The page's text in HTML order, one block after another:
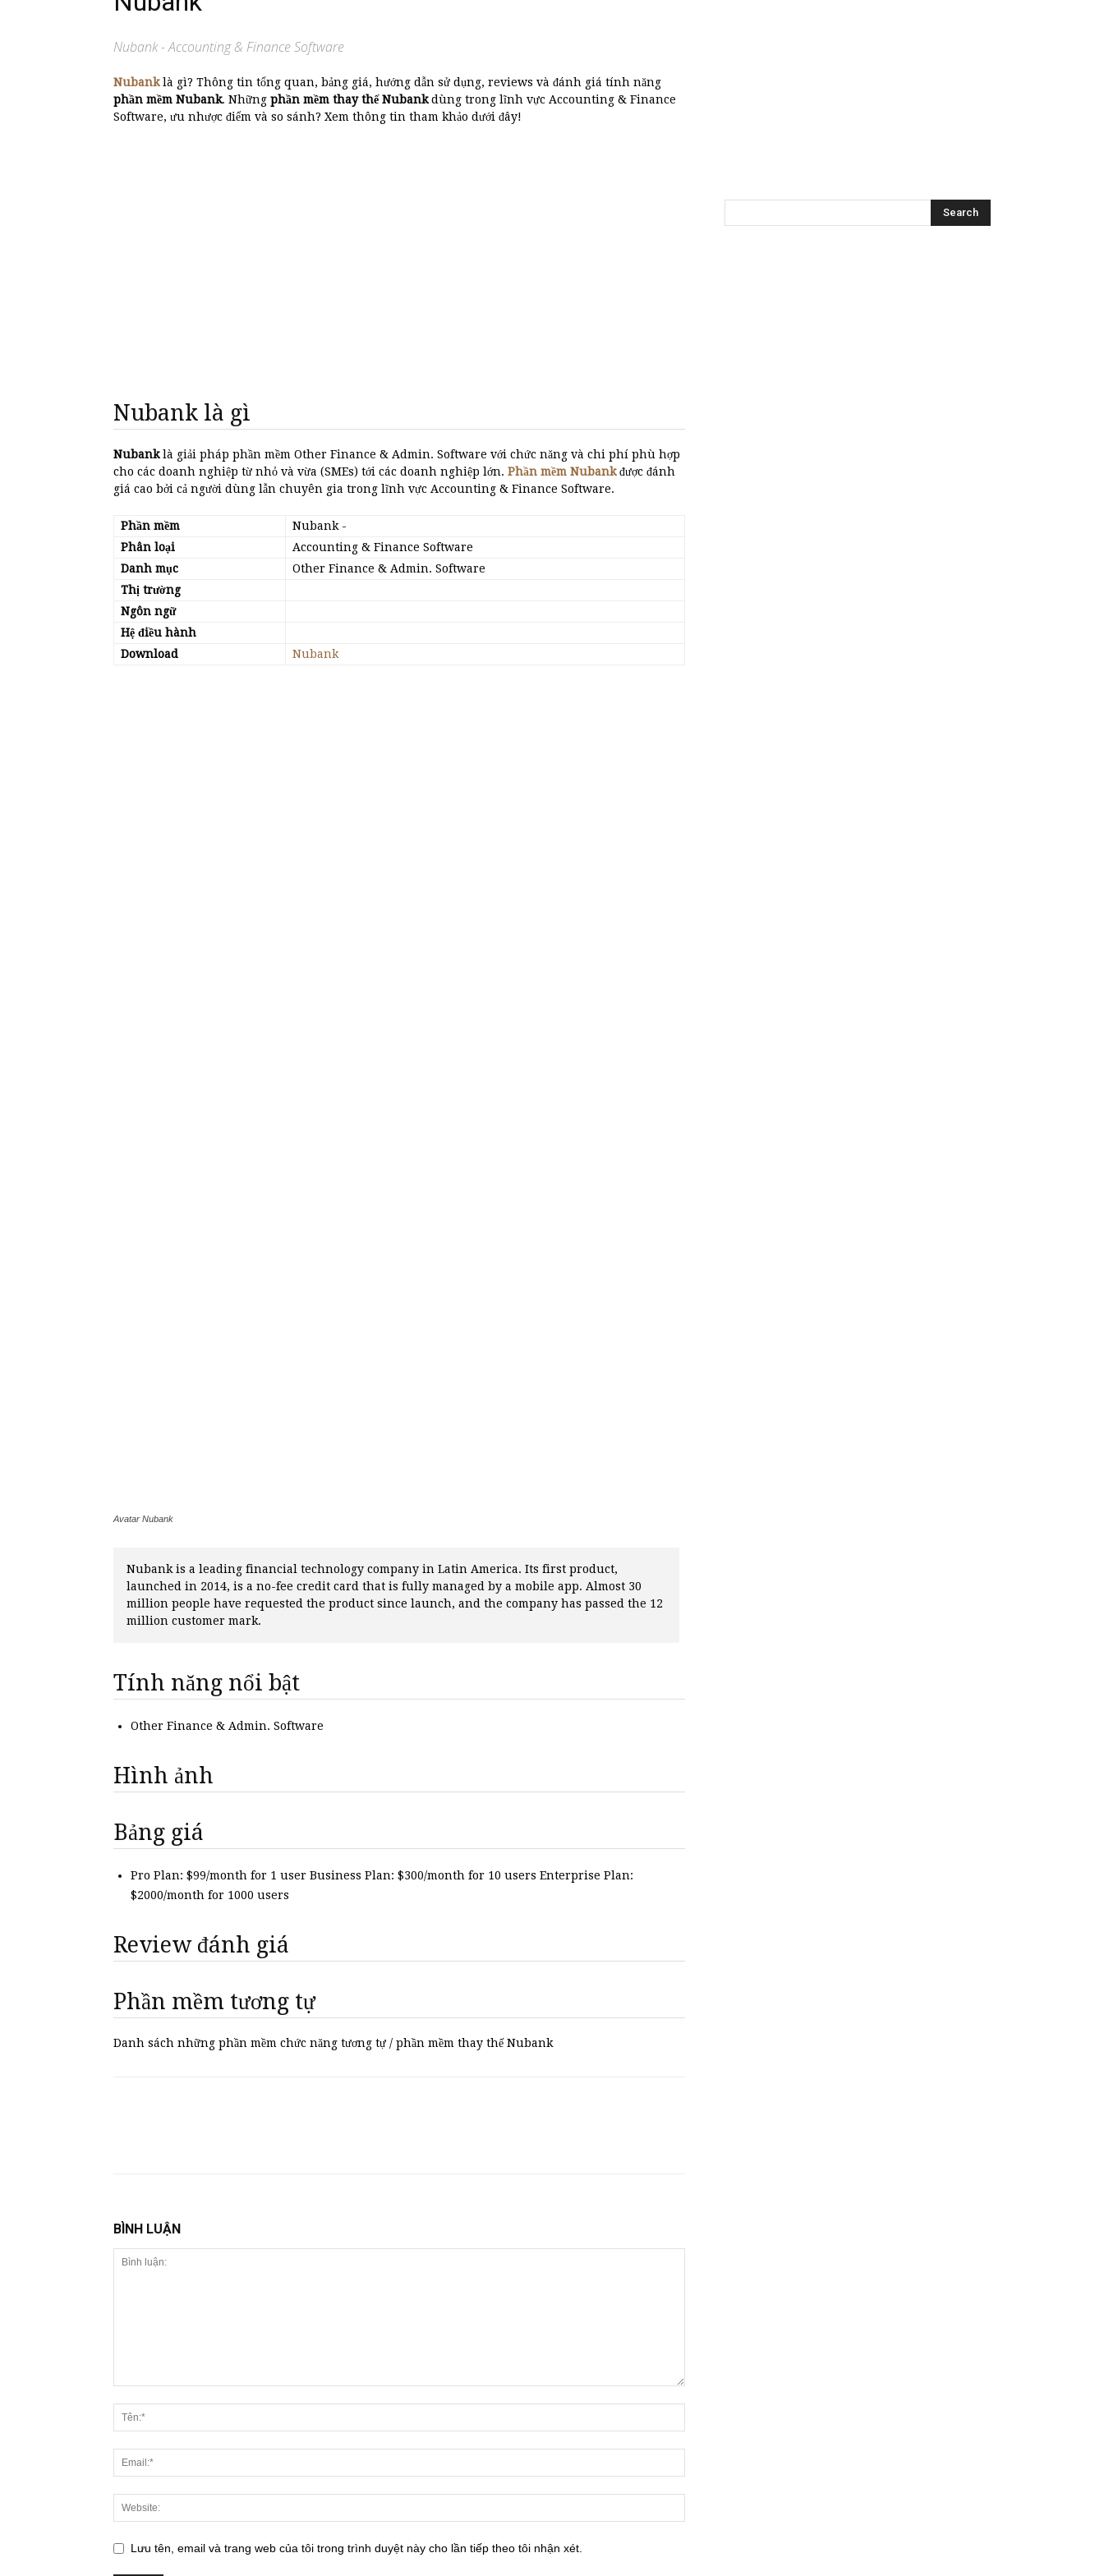
Nubank - Accounting & Finance Software
Nubanklà gì? Thông tin tổng quan, bảng giá, hướng dẫn sử dụng, reviews và đánh giá tính năng
phần mềm Nubank. Những phần mềm thay thế Nubankdùng trong lĩnh vực Accounting & Finance
Software, ưu nhược điểm và so sánh? Xem thông tin tham khảo dưới đây!
Nubank là gì
Nubanklà giải pháp phần mềm Other Finance & Admin. Software với chức năng và chi phí phù hợp
cho các doanh nghiệp từ nhỏ và vừa (SMEs) tới các doanh nghiệp lớn. Phần mềm Nubankđược đánh
giá cao bởi cả người dùng lẫn chuyên gia trong lĩnh vực Accounting & Finance Software.
Phần mềm Nubank -
Phân loại
Accounting & Finance Software
Danh mục
Other Finance & Admin. Software
Thị trường
Ngôn ngữ
Hệ điều hành
Download
Nubank
Avatar Nubank
Nubank is a leading financial technology company in Latin America. Its first product,
launched in 2014, is a no-fee credit card that is fully managed by a mobile app. Almost 30
million people have requested the product since launch, and the company has passed the 12
million customer mark.
Tính năng nổi bật
Other Finance & Admin. Software
Hình ảnh
Bảng giá
Pro Plan: $99/month for 1 user Business Plan: $300/month for 10 users Enterprise Plan:
$2000/month for 1000 users
Review đánh giá
Phần mềm tương tự
Danh sách những phần mềm chức năng tương tự / phần mềm thay thế Nubank
BÌNH LUẬN
Lưu tên, email và trang web của tôi trong trình duyệt này cho lần tiếp theo tôi nhận xét.